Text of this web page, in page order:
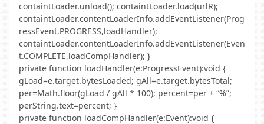
containtLoader.unload(); containtLoader.load(urlR);
containtLoader.contentLoaderInfo.addEventListener(Prog
ressEvent.PROGRESS,loadHandler);
containtLoader.contentLoaderInfo.addEventListener(Even
t.COMPLETE,loadCompHandler); }
private function loadHandler(e:ProgressEvent):void {
gLoad=e.target.bytesLoaded; gAll=e.target.bytesTotal;
per=Math.floor(gLoad / gAll * 100); percent=per + “%”;
perString.text=percent; }
private function loadCompHandler(e:Event):void {